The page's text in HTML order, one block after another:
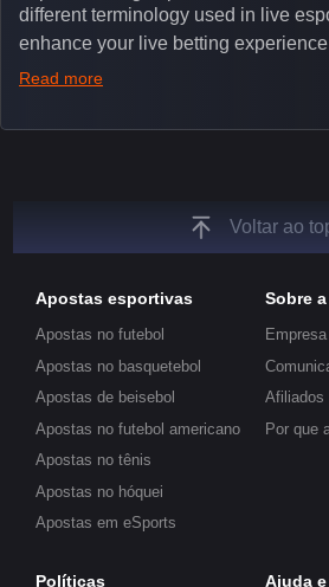
different terminology used in live
enhance your live betting
such as integrated live broadcasts,
unique insights on the latest esports
Read more
Voltar ao
Apostas esportivas
Apostas no futebol
Apostas no basquetebol
Apostas de beisebol
Apostas no futebol americano
Apostas no tênis
Apostas no hóquei
Apostas em eSports
Sobre
Empresa
Afiliados
Por que
Políticas Ajuda